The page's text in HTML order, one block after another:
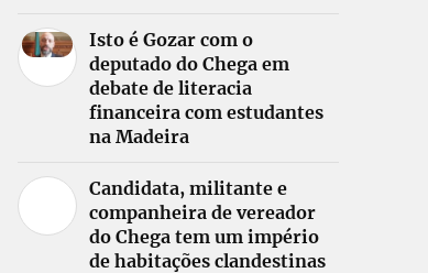
Isto é Gozar com o
deputado do Chega em
debate de literacia
financeira com estudantes
na Madeira
Candidata, militante e
companheira de vereador
do Chega tem um império
de habitações clandestinas